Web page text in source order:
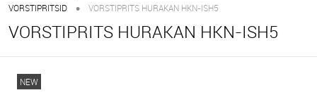
VORSTIPRITSID • VORSTIPRITS HURAKAN HKN-ISH5
VORSTIPRITS HURAKAN HKN-ISH5
NEW